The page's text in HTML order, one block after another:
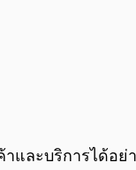
และบริการได้อ